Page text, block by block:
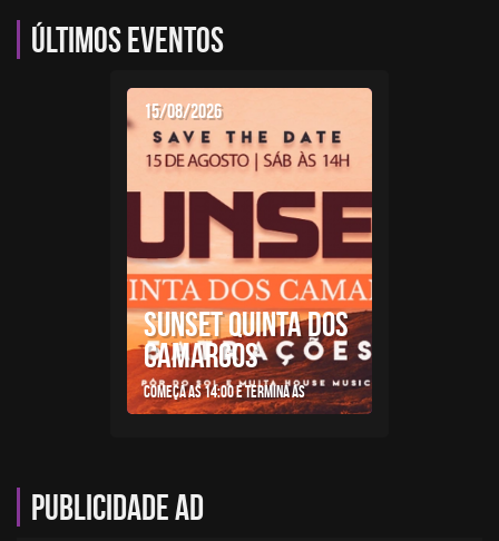
Últimos eventos
15/08/2026
SUNSET QUINTA DOS
CAMARGOS
Começa as 14:00 e termina as
Publicidade AD